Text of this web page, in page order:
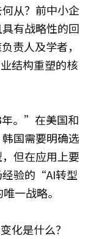
从？前中小企
有战略性的回
责人及学者，
结构重塑的核
。”在美国和
国需要明确选
但在应用上要
验的“AI转型
一战略。
化是什么？